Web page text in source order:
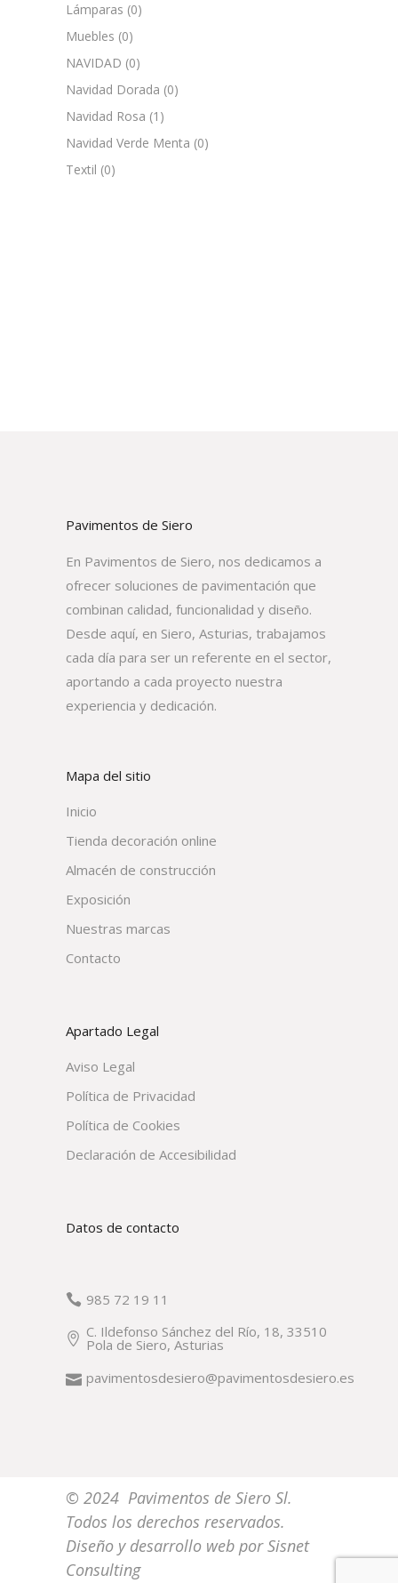
Lámparas (0)
Muebles (0)
NAVIDAD (0)
Navidad Dorada (0)
Navidad Rosa (1)
Navidad Verde Menta (0)
Textil (0)
Pavimentos de Siero
En Pavimentos de Siero, nos dedicamos a
ofrecer soluciones de pavimentación que
combinan calidad, funcionalidad y diseño.
Desde aquí, en Siero, Asturias, trabajamos
cada día para ser un referente en el sector,
aportando a cada proyecto nuestra
experiencia y dedicación.
Mapa del sitio
Inicio
Tienda decoración online
Almacén de construcción
Exposición
Nuestras marcas
Contacto
Apartado Legal
Aviso Legal
Política de Privacidad
Política de Cookies
Declaración de Accesibilidad
Datos de contacto
985 72 19 11
C. Ildefonso Sánchez del Río, 18, 33510
Pola de Siero, Asturias
pavimentosdesiero@pavimentosdesiero.es
© 2024 Pavimentos de Siero Sl.
Todos los derechos reservados.
Diseño y desarrollo web porSisnet
Consulting